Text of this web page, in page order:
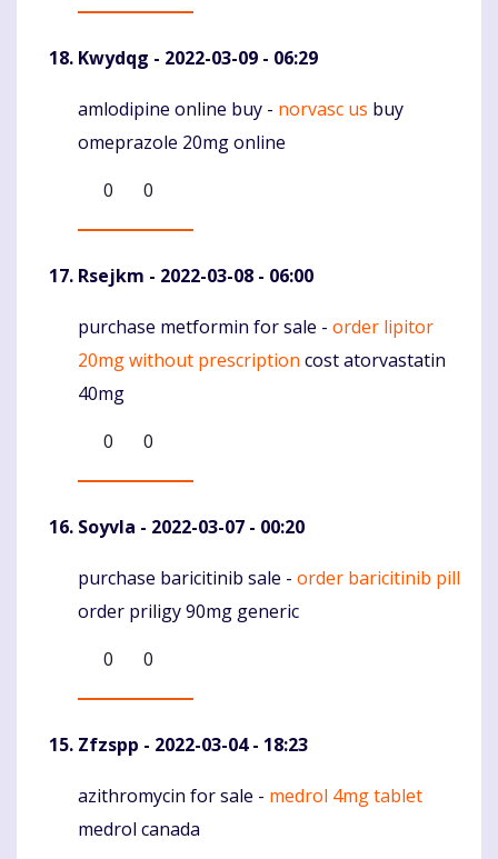
Kwydqg - 2022-03-09 - 06:29
Komentaras
amlodipine online buy - norvasc us buy
omeprazole 20mg online
0
0
Rsejkm - 2022-03-08 - 06:00
Komentaras
purchase metformin for sale - order lipitor
20mg without prescription cost atorvastatin
40mg
0
0
Soyvla - 2022-03-07 - 00:20
Komentaras
purchase baricitinib sale - order baricitinib pill
order priligy 90mg generic
0
0
Zfzspp - 2022-03-04 - 18:23
Komentaras
azithromycin for sale - medrol 4mg tablet
medrol canada